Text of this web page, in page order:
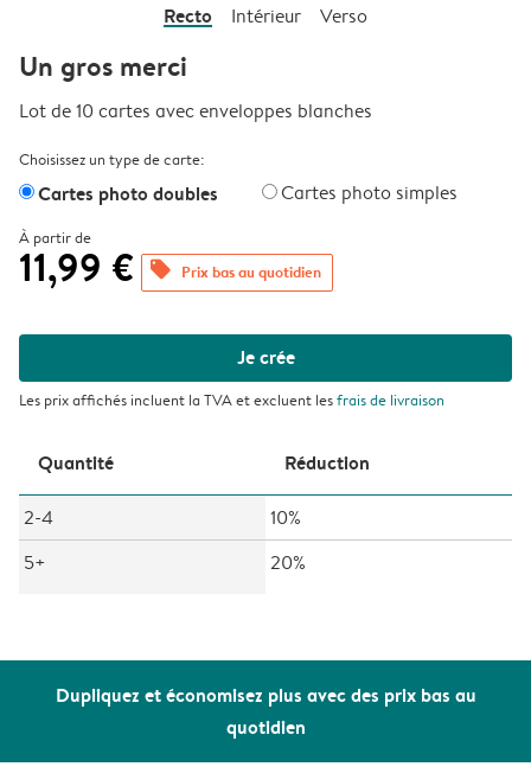
Dupliquez et économisez plus avec des prix bas au
quotidien
Recto Intérieur Verso
Un gros merci
Lot de 10 cartes avec enveloppes blanches
Choisissez un type de carte:
Cartes photo doubles Cartes photo simples
À partir de
11,99 € offers Prix bas au quotidien
Je crée
Les prix affichés incluent la TVA et excluent lesfrais de livraison
Quantité Réduction
2-4
10%
5+
20%